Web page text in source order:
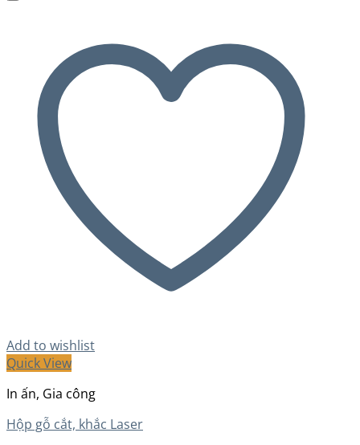
Add to wishlist
Quick View
In ấn, Gia công
Hộp gỗ cắt, khắc Laser